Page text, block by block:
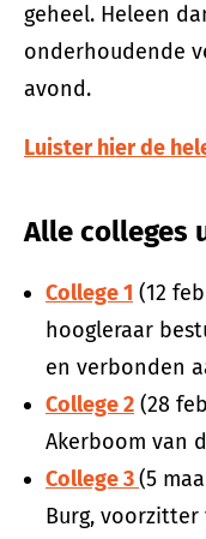
geheel. Heleen
onderhoudende
avond.
Luister hier de
Alle colleges
College 1 (12
hoogleraar
en verbonden
College 2 (28
Akerboom van
College 3(5
Burg, voorzitter